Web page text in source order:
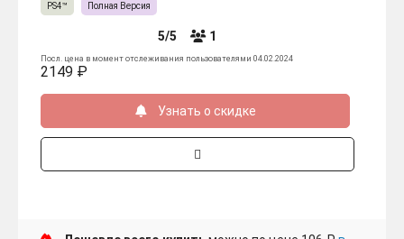
PS4™ Полная Версия
5/5 1
Посл. цена в момент отслеживания пользователями 04.02.2024
2149 ₽
Узнать о скидке